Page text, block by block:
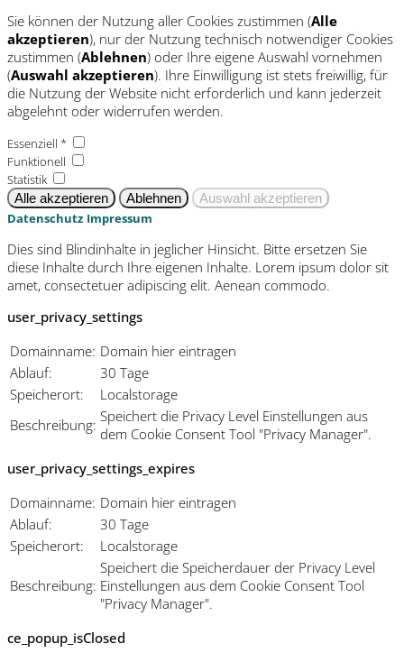
Sie können der Nutzung aller Cookies zustimmen (Alle
akzeptieren), nur der Nutzung technisch notwendiger Cookies
zustimmen (Ablehnen) oder Ihre eigene Auswahl vornehmen
(Auswahl akzeptieren). Ihre Einwilligung ist stets freiwillig, für
die Nutzung der Website nicht erforderlich und kann jederzeit
abgelehnt oder widerrufen werden.
Essenziell *
Funktionell
Statistik
Datenschutz Impressum
Dies sind Blindinhalte in jeglicher Hinsicht. Bitte ersetzen Sie
diese Inhalte durch Ihre eigenen Inhalte. Lorem ipsum dolor sit
amet, consectetuer adipiscing elit. Aenean commodo.
user_privacy_settings
Domainname: Domain hier eintragen
Ablauf:
30 Tage
Speicherort:
Localstorage
Beschreibung: Speichert die Privacy Level Einstellungen aus
dem Cookie Consent Tool "Privacy Manager".
user_privacy_settings_expires
Domainname: Domain hier eintragen
Ablauf:
30 Tage
Speicherort:
Localstorage
Beschreibung:
Speichert die Speicherdauer der Privacy Level
Einstellungen aus dem Cookie Consent Tool
"Privacy Manager".
ce_popup_isClosed